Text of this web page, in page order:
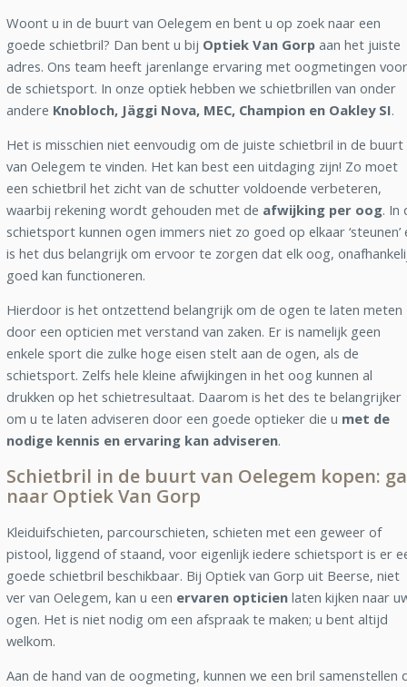
Woont u in de buurt van Oelegem en bent u op zoek naar een
goede schietbril? Dan bent u bij Optiek Van Gorp aan het juiste
adres. Ons team heeft jarenlange ervaring met oogmetingen voor
de schietsport. In onze optiek hebben we schietbrillen van onder
andere Knobloch, Jäggi Nova, MEC, Champion en Oakley SI.
Het is misschien niet eenvoudig om de juiste schietbril in de buurt
van Oelegem te vinden. Het kan best een uitdaging zijn! Zo moet
een schietbril het zicht van de schutter voldoende verbeteren,
waarbij rekening wordt gehouden met de afwijking per oog. In
schietsport kunnen ogen immers niet zo goed op elkaar ‘steunen’
is het dus belangrijk om ervoor te zorgen dat elk oog,
goed kan functioneren.
Hierdoor is het ontzettend belangrijk om de ogen te laten meten
door een opticien met verstand van zaken. Er is namelijk geen
enkele sport die zulke hoge eisen stelt aan de ogen, als de
schietsport. Zelfs hele kleine afwijkingen in het oog kunnen al
drukken op het schietresultaat. Daarom is het des te belangrijker
om u te laten adviseren door een goede optieker die u met de
nodige kennis en ervaring kan adviseren.
Schietbril in de buurt van Oelegem kopen: ga
naar Optiek Van Gorp
Kleiduifschieten, parcourschieten, schieten met een geweer of
pistool, liggend of staand, voor eigenlijk iedere schietsport is er
goede schietbril beschikbaar. Bij Optiek van Gorp uit Beerse, niet
ver van Oelegem, kan u een ervaren opticien laten kijken naar
ogen. Het is niet nodig om een afspraak te maken; u bent altijd
welkom.
Aan de hand van de oogmeting, kunnen we een bril samenstellen